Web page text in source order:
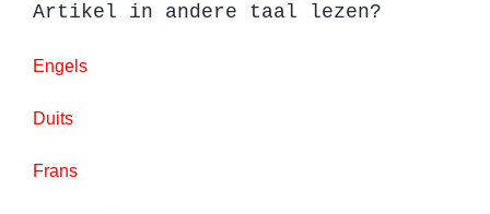
Artikel in andere taal lezen?
Engels
Duits
Frans